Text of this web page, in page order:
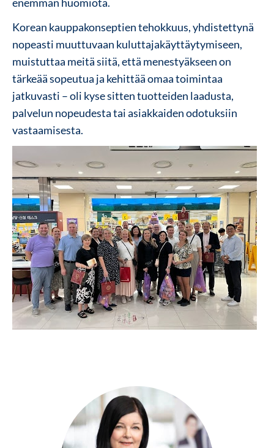
Korean kauppakonseptien tehokkuus, yhdistettynä
nopeasti muuttuvaan kuluttajakäyttäytymiseen,
muistuttaa meitä siitä, että menestyäkseen on
tärkeää sopeutua ja kehittää omaa toimintaa
jatkuvasti – oli kyse sitten tuotteiden laadusta,
palvelun nopeudesta tai asiakkaiden odotuksiin
vastaamisesta.